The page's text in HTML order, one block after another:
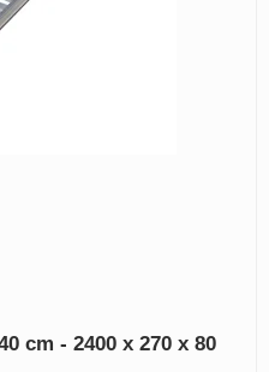
cm - 2400 x 270 x 80